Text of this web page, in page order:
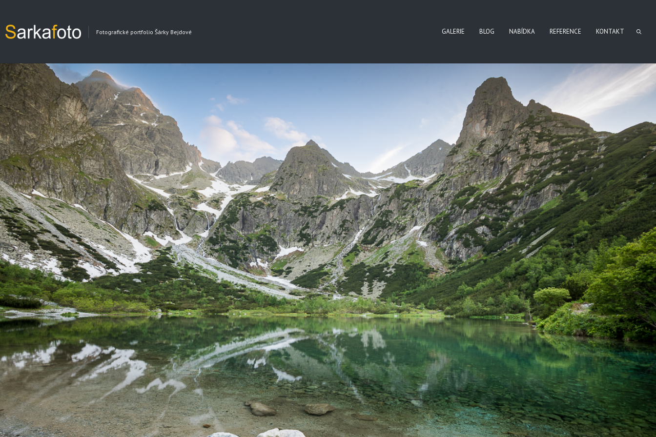
Fotografické portfolio Šárky Bejdové GALERIE BLOG NABÍDKA REFERENCE KONTAKT